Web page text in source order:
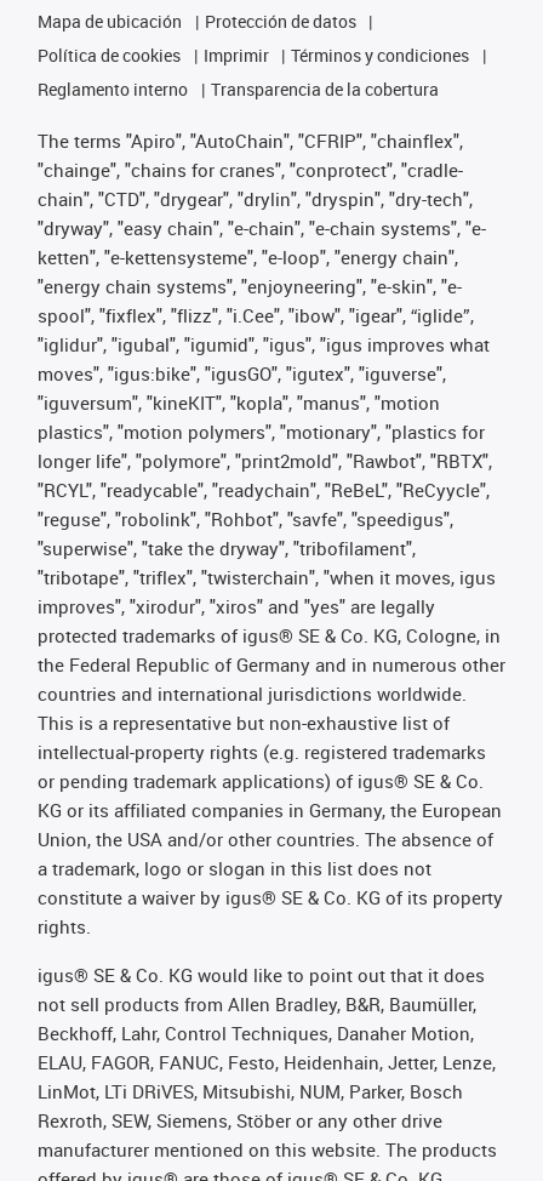
Mapa de ubicación
Protección de datos
Política de cookies
Imprimir
Términos y condiciones
Reglamento interno
Transparencia de la cobertura
The terms "Apiro", "AutoChain", "CFRIP", "chainflex",
"chainge", "chains for cranes", "conprotect", "cradle-
chain", "CTD", "drygear", "drylin", "dryspin", "dry-tech",
"dryway", "easy chain", "e-chain", "e-chain systems", "e-
ketten", "e-kettensysteme", "e-loop", "energy chain",
"energy chain systems", "enjoyneering", "e-skin", "e-
spool", "fixflex", "flizz", "i.Cee", "ibow", "igear", “iglide”,
"iglidur", "igubal", "igumid", "igus", "igus improves what
moves", "igus:bike", "igusGO", "igutex", "iguverse",
"iguversum", "kineKIT", "kopla", "manus", "motion
plastics", "motion polymers", "motionary", "plastics for
longer life", "polymore", "print2mold", "Rawbot", "RBTX",
"RCYL", "readycable", "readychain", "ReBeL", "ReCyycle",
"reguse", "robolink", "Rohbot", "savfe", "speedigus",
"superwise", "take the dryway", "tribofilament",
"tribotape", "triflex", "twisterchain", "when it moves, igus
improves", "xirodur", "xiros" and "yes" are legally
protected trademarks of igus® SE & Co. KG, Cologne, in
the Federal Republic of Germany and in numerous other
countries and international jurisdictions worldwide.
This is a representative but non-exhaustive list of
intellectual-property rights (e.g. registered trademarks
or pending trademark applications) of igus® SE & Co.
KG or its affiliated companies in Germany, the European
Union, the USA and/or other countries. The absence of
a trademark, logo or slogan in this list does not
constitute a waiver by igus® SE & Co. KG of its property
rights.
igus® SE & Co. KG would like to point out that it does
not sell products from Allen Bradley, B&R, Baumüller,
Beckhoff, Lahr, Control Techniques, Danaher Motion,
ELAU, FAGOR, FANUC, Festo, Heidenhain, Jetter, Lenze,
LinMot, LTi DRiVES, Mitsubishi, NUM, Parker, Bosch
Rexroth, SEW, Siemens, Stöber or any other drive
manufacturer mentioned on this website. The products